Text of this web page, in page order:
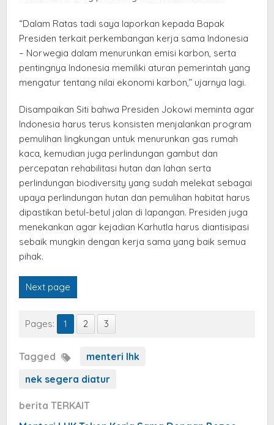
“Dalam Ratas tadi saya laporkan kepada Bapak
Presiden terkait perkembangan kerja sama Indonesia
– Norwegia dalam menurunkan emisi karbon, serta
pentingnya Indonesia memiliki aturan pemerintah yang
mengatur tentang nilai ekonomi karbon,” ujarnya lagi.
Disampaikan Siti bahwa Presiden Jokowi meminta agar
Indonesia harus terus konsisten menjalankan program
pemulihan lingkungan untuk menurunkan gas rumah
kaca, kemudian juga perlindungan gambut dan
percepatan rehabilitasi hutan dan lahan serta
perlindungan biodiversity yang sudah melekat sebagai
upaya perlindungan hutan dan pemulihan habitat harus
dipastikan betul-betul jalan di lapangan. Presiden juga
menekankan agar kejadian Karhutla harus diantisipasi
sebaik mungkin dengan kerja sama yang baik semua
pihak.
Next page
Pages: 1 2 3
Tagged
menteri lhk
nek segera diatur
berita TERKAIT